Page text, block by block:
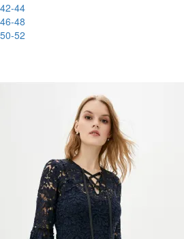
42-44
46-48
50-52